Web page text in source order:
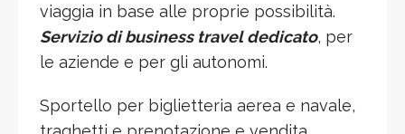
viaggia in base alle proprie possibilità.
Servizio di business travel dedicato, per
le aziende e per gli autonomi.
Sportello per biglietteria aerea e navale,